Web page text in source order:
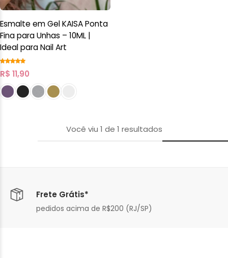
Esmalte em Gel KAISA Ponta
Fina para Unhas – 10ML |
Ideal para Nail Art
R$ 11,90
Você viu 1 de 1 resultados
Frete Grátis*
pedidos acima de R$200 (RJ/SP)